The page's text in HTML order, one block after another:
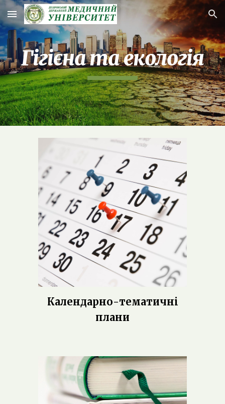
Skip to main content Skip to navigation
Гігієна та екологія
Календарно-тематичні
плани